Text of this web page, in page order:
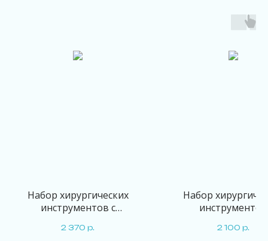
Набор хирургических
инструментов с
2 370 р.
Набор
инструментов
2 100 р.